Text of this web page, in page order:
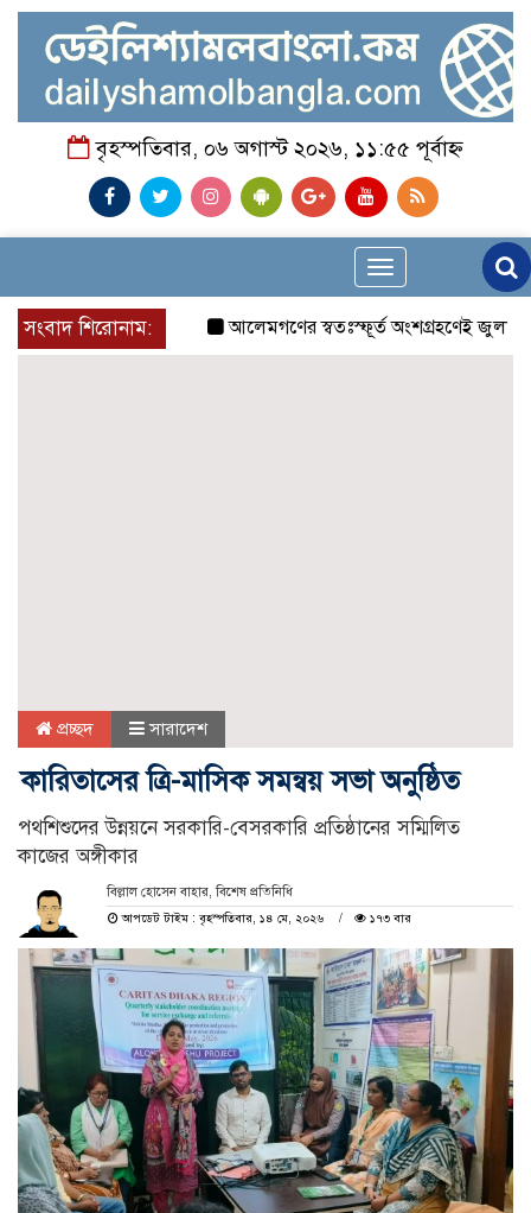
বৃহস্পতিবার, ০৬ অগাস্ট ২০২৬, ১১:৫৫ পূর্বাহ্ন
Toggle
navigation
সংবাদ শিরোনাম:
আলেমগণের স্বতঃস্ফূর্ত অংশগ্রহণেই জুলাই
প্রচ্ছদ সারাদেশ
কারিতাসের ত্রি-মাসিক সমন্বয় সভা অনুষ্ঠিত
পথশিশুদের উন্নয়নে সরকারি-বেসরকারি প্রতিষ্ঠানের সম্মিলিত
কাজের অঙ্গীকার
বিল্লাল হোসেন বাহার, বিশেষ প্রতিনিধি
আপডেট টাইম : বৃহস্পতিবার, ১৪ মে, ২০২৬
১৭৩ বার